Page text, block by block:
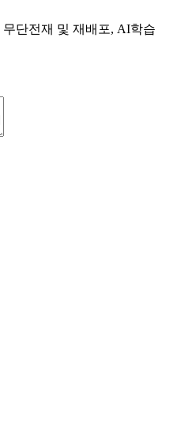
단전재 및 재배포, AI학습